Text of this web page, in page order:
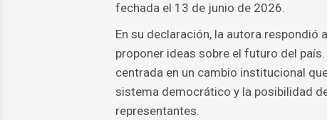
fechada el 13 de junio de 2026.
En su declaración, la autora
proponer ideas sobre el futuro del
centrada en un cambio institucional
sistema democrático y la posibilidad
representantes.